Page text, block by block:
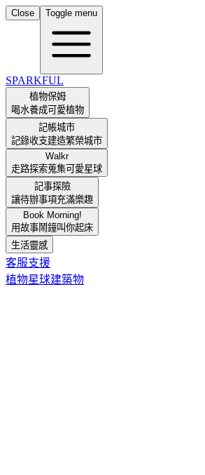
Close Toggle menu
SPARKFUL
植物保姆
喝水養成可愛植物
記帳城市
記錄收支建造繁榮城市
Walkr
走路探索蒐集可愛星球
記事探險
讓待辦事項充滿樂趣
Book Morning!
用故事鬧鐘叫你起床
生活靈感
客服支援
植物星球建築物